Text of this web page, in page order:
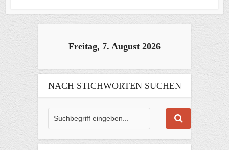
Freitag, 7. August 2026
NACH STICHWORTEN SUCHEN